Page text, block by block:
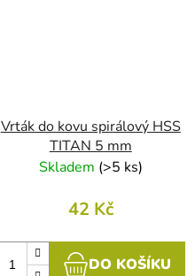
Vrták do kovu spirálový HSS
TITAN 5 mm
Skladem (>5 ks)
42 Kč
DO KOŠÍKU